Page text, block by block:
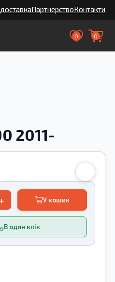
ПартнерствоКонтакти
0 0
2011-
В один клік
У кошик